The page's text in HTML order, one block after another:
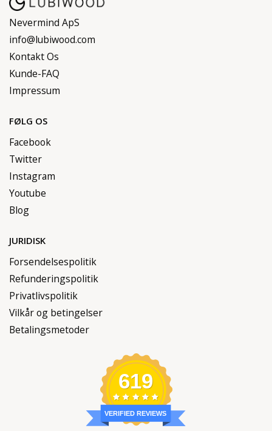
Nevermind ApS
info@lubiwood.com
Kontakt Os
Kunde-FAQ
Impressum
FØLG OS
Facebook
Twitter
Instagram
Youtube
Blog
JURIDISK
Forsendelsespolitik
Refunderingspolitik
Privatlivspolitik
Vilkår og betingelser
Betalingsmetoder
619
VERIFIED REVIEWS